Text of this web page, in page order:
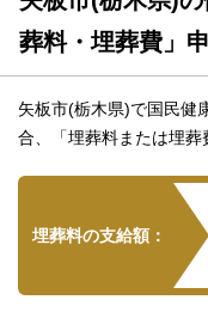
葬料・埋葬費」
矢板市(栃木県)で国民健
合、「埋葬料または埋葬
埋葬料の支給額：